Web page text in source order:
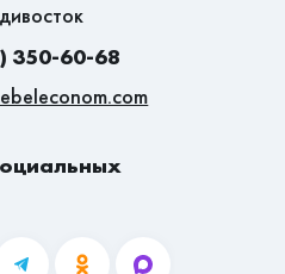
350-60-68